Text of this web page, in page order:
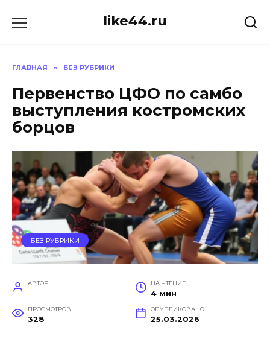
like44.ru
ГЛАВНАЯ » БЕЗ РУБРИКИ
Первенство ЦФО по самбо
выступления костромских
борцов
БЕЗ РУБРИКИ
АВТОР НА ЧТЕНИЕ
4 мин
ПРОСМОТРОВ
328
ОПУБЛИКОВАНО
25.03.2026